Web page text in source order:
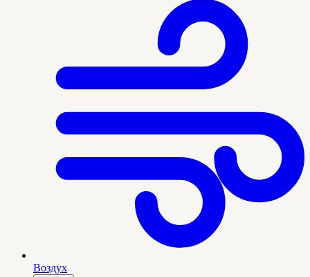
Воздух